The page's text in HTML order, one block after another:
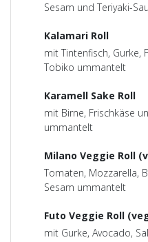
Sesam und Teriyaki-
Kalamari Roll
mit Tintenfisch, Gurke,
Tobiko ummantelt
Karamell Sake Roll
mit Birne, Frischkäse
ummantelt
Milano Veggie Roll
Tomaten, Mozzarella,
Sesam ummantelt
Futo Veggie Roll
mit Gurke, Avocado,